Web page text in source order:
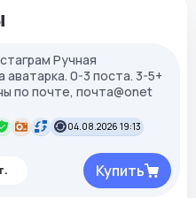
Ручная
0-3 поста. 3-5+
по почте, почта@onet
04.08.2026 19:13
Купить